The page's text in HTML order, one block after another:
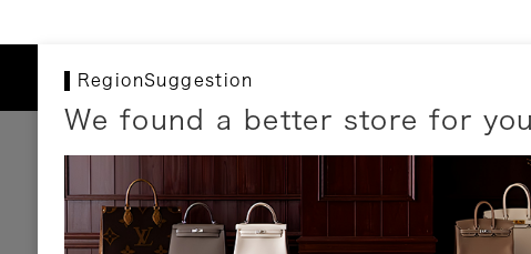
RegionSuggestion
We found a better store for
お支払いについて
以下のお支払方法が利用可能です。
クレジットカード
ショッピングローン